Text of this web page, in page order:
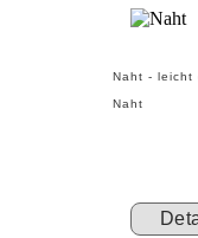
Naht - leicht
Naht